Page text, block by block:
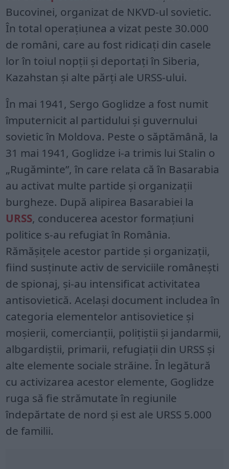
Bucovinei, organizat de NKVD-ul sovietic.
În total operațiunea a vizat peste 30.000
de români, care au fost ridicați din casele
lor în toiul nopții și deportați în Siberia,
Kazahstan și alte părți ale URSS-ului.
În mai 1941, Sergo Goglidze a fost numit
împuternicit al partidului și guvernului
sovietic în Moldova. Peste o săptămână, la
31 mai 1941, Goglidze i-a trimis lui Stalin o
„Rugăminte”, în care relata că în Basarabia
au activat multe partide și organizații
burgheze. După alipirea Basarabiei la
URSS, conducerea acestor formațiuni
politice s-au refugiat în România.
Rămășițele acestor partide și organizații,
fiind susținute activ de serviciile românești
de spionaj, și-au intensificat activitatea
antisovietică. Același document includea în
categoria elementelor antisovietice și
moșierii, comercianții, polițiștii și jandarmii,
albgardiștii, primarii, refugiații din URSS și
alte elemente sociale străine. În legătură
cu activizarea acestor elemente, Goglidze
ruga să fie strămutate în regiunile
îndepărtate de nord și est ale URSS 5.000
de familii.